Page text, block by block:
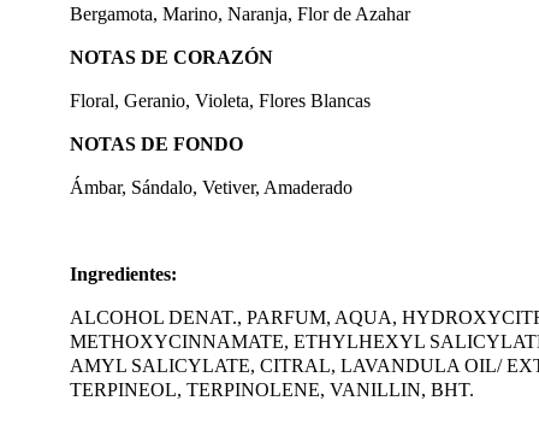
Bergamota, Marino, Naranja, Flor de Azahar
NOTAS DE CORAZÓN
Floral, Geranio, Violeta, Flores Blancas
NOTAS DE FONDO
Ámbar, Sándalo, Vetiver, Amaderado
Ingredientes:
ALCOHOL DENAT., PARFUM, AQUA,
METHOXYCINNAMATE, ETHYLHEXYL
AMYL SALICYLATE, CITRAL, LAVANDULA OIL/
TERPINEOL, TERPINOLENE, VANILLIN, BHT.